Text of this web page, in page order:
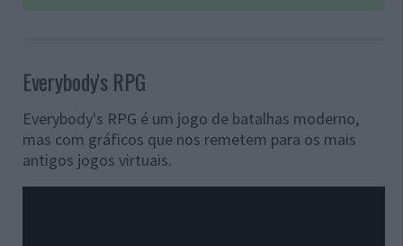
Everybody's RPG
Everybody's RPG é um jogo de batalhas moderno,
mas com gráficos que nos remetem para os mais
antigos jogos virtuais.